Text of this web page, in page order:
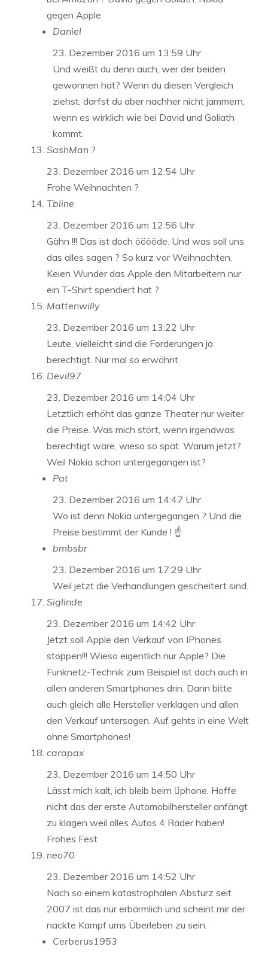
gegen Apple
Daniel
23. Dezember 2016 um 13:59 Uhr
Und weißt du denn auch, wer der beiden
gewonnen hat? Wenn du diesen Vergleich
ziehst, darfst du aber nachher nicht jammern,
wenn es wirklich wie bei David und Goliath
kommt.
SashMan ?
23. Dezember 2016 um 12:54 Uhr
Frohe Weihnachten ?
Tbline
23. Dezember 2016 um 12:56 Uhr
Gähn !!! Das ist doch ööööde. Und was soll uns
das alles sagen ? So kurz vor Weihnachten.
Keien Wunder das Apple den Mitarbeitern nur
ein T-Shirt spendiert hat ?
Mattenwilly
23. Dezember 2016 um 13:22 Uhr
Leute, vielleicht sind die Forderungen ja
berechtigt. Nur mal so erwähnt
Devil97
23. Dezember 2016 um 14:04 Uhr
Letztlich erhöht das ganze Theater nur weiter
die Preise. Was mich stört, wenn irgendwas
berechtigt wäre, wieso so spät. Warum jetzt?
Weil Nokia schon untergegangen ist?
Pat
23. Dezember 2016 um 14:47 Uhr
Wo ist denn Nokia untergegangen ? Und die
Preise bestimmt der Kunde ! ☝️
bmbsbr
23. Dezember 2016 um 17:29 Uhr
Weil jetzt die Verhandlungen gescheitert sind.
Siglinde
23. Dezember 2016 um 14:42 Uhr
Jetzt soll Apple den Verkauf von IPhones
stoppen!!! Wieso eigentlich nur Apple? Die
Funknetz-Technik zum Beispiel ist doch auch in
allen anderen Smartphones drin. Dann bitte
auch gleich alle Hersteller verklagen und allen
den Verkauf untersagen. Auf gehts in eine Welt
ohne Smartphones!
carapax
23. Dezember 2016 um 14:50 Uhr
Lässt mich kalt, ich bleib beim phone. Hoffe
nicht das der erste Automobilhersteller anfängt
zu klagen weil alles Autos 4 Räder haben!
Frohes Fest
neo70
23. Dezember 2016 um 14:52 Uhr
Nach so einem katastrophalen Absturz seit
2007 ist das nur erbärmlich und scheint mir der
nackte Kampf ums Überleben zu sein.
Cerberus1953